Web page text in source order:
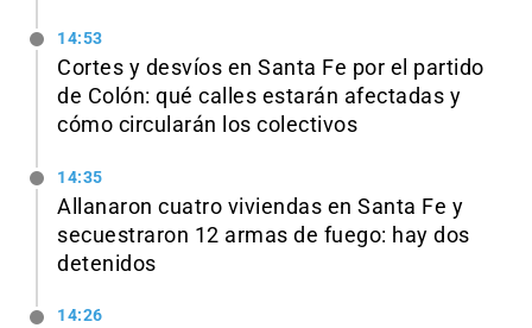
14:53
Cortes y desvíos en Santa Fe por el partido
de Colón: qué calles estarán afectadas y
cómo circularán los colectivos
14:35
Allanaron cuatro viviendas en Santa Fe y
secuestraron 12 armas de fuego: hay dos
detenidos
14:26